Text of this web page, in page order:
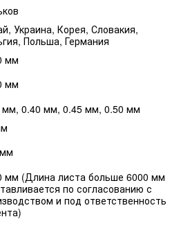
Украина, Корея, Словакия,
Польша, Германия
мм
мм
мм, 0.40 мм, 0.45 мм, 0.50 мм
мм (Длина листа больше 6000 мм
по согласованию с
и под ответственность